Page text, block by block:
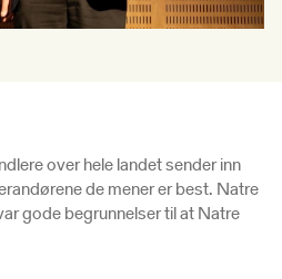
over hele landet sender inn
de mener er best. Natre
gode begrunnelser til at Natre